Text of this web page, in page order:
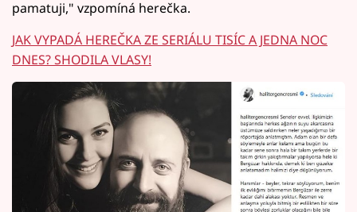
pamatuji," vzpomíná herečka.
JAK VYPADÁ HEREČKA ZE SERIÁLU TISÍC A JEDNA NOC
DNES? SHODILA VLASY!